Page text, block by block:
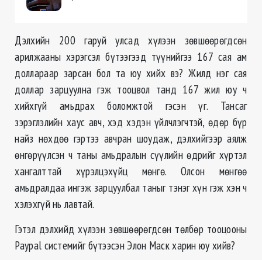
Дэлхийн 200 гаруй улсад хүлээн зөвшөөрөгдсөн
арилжааны хэрэгсэл бүтээгээд түүнийгээ 167 сая ам
доллараар зарсан бол та юу хийх вэ? Жилд нэг сая
доллар зарцуулна гэж тооцвол танд 167 жил юу ч
хийхгүй амьдрах боломжтой гэсэн үг. Тансаг
зэрэглэлийн хаус авч, хэд хэдэн үйлчлэгчтэй, өдөр бүр
найз нөхдөө гэртээ авчран шоудаж, дэлхийгээр аялж
өнгөрүүлсэн ч таны амьдралын сүүлийн өдрийг хүртэл
хангалттай хүрэлцэхүйц мөнгө. Олсон мөнгөө
амьдралдаа ингэж зарцуулбал таныг тэнэг хүн гэж хэн ч
хэлэхгүй нь лавтай.
Гэтэл дэлхийд хүлээн зөвшөөрөгдсөн төлбөр тооцооны
Paypal системийг бүтээсэн Элон Маск харин юу хийв?